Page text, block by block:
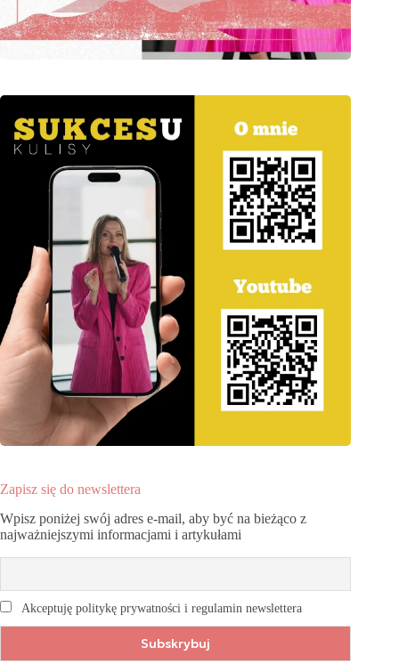
Zapisz się do newslettera
Wpisz poniżej swój adres e-mail, aby być na bieżąco z
najważniejszymi informacjami i artykułami
Akceptuję politykę prywatności i regulamin newslettera